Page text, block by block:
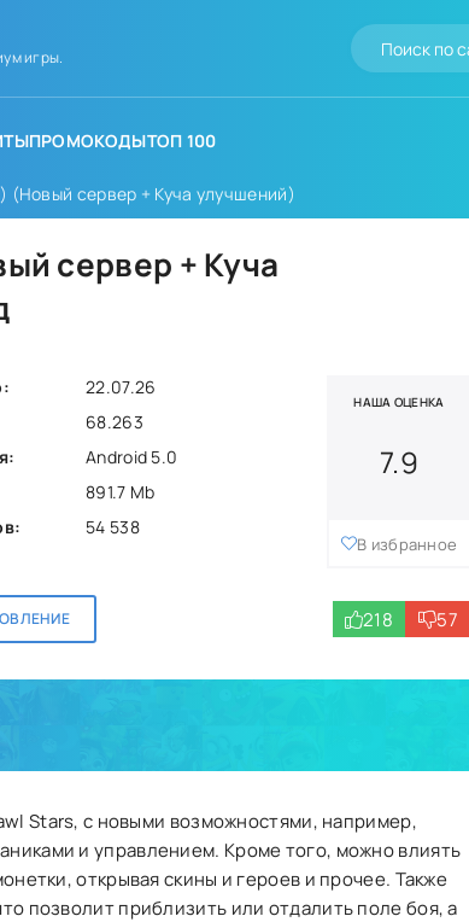
игры.
ПРОМОКОДЫТОП 100
(Новый сервер + Куча улучшений)
сервер + Куча
22.07.26
68.263
Android 5.0
891.7 Mb
54 538
НАША ОЦЕНКА
7.9
В избранное
218 57
Stars, с новыми возможностями, например,
и управлением. Кроме того, можно влиять
открывая скины и героев и прочее. Также
позволит приблизить или отдалить поле боя, а